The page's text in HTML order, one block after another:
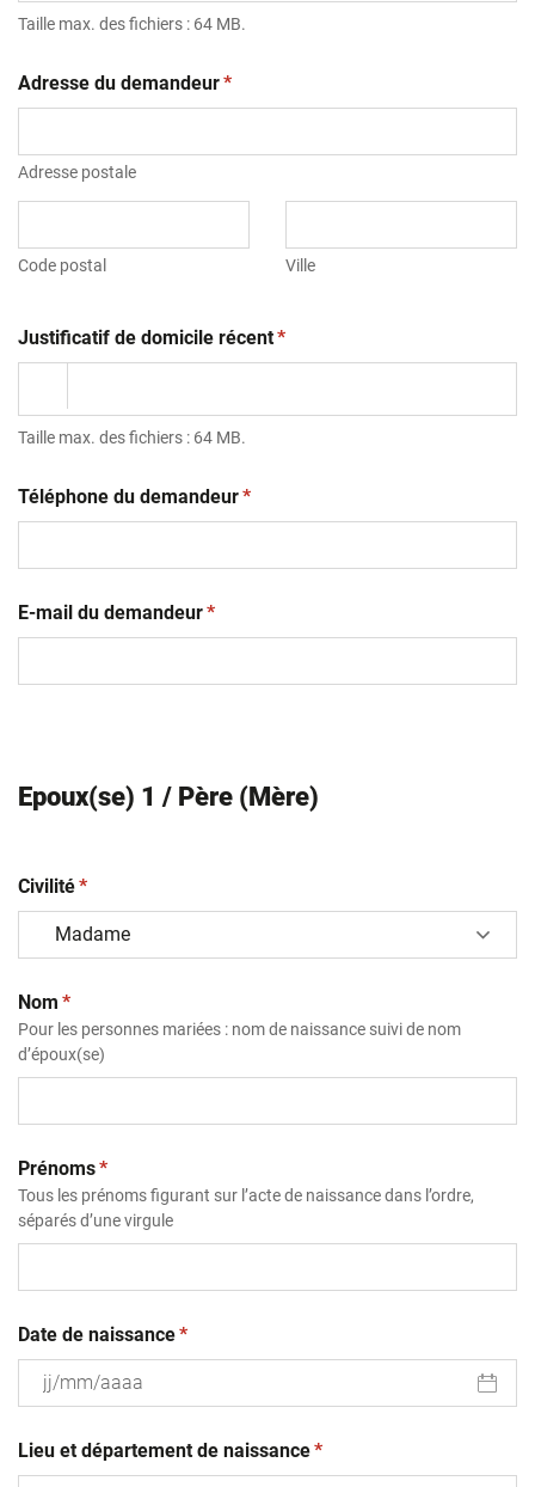
Taille max. des fichiers : 64 MB.
Adresse du demandeur(obligatoire)
*
Adresse postale
Code postal Ville
Justificatif de domicile récent(obligatoire)
*
Taille max. des fichiers : 64 MB.
Téléphone du demandeur(obligatoire)
*
E-mail du demandeur(obligatoire)
*
Epoux(se) 1 / Père (Mère)
Civilité(obligatoire)
*
Nom (obligatoire)
*
Pour les personnes mariées : nom de naissance suivi de nom
d’époux(se)
Prénoms(obligatoire)
*
Tous les prénoms figurant sur l’acte de naissance dans l’ordre,
séparés d’une virgule
Date de naissance(obligatoire)
*
slash
MM
Lieu et département de naissance(obligatoire)
*